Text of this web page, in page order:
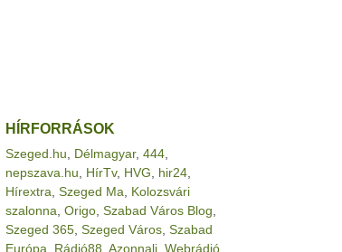
HÍRFORRÁSOK
Szeged.hu Délmagyar, 444
nepszava.hu
HírTv, HVG hir24
Hírextra Szeged Ma
Kolozsvári
szalonna Origo Szabad Város Blog
Szeged 365 Szeged Város Szabad
Európa
Rádió88 Azonnali Webrádió